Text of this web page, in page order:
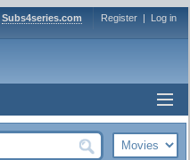
Subs4series.com Register | Log in